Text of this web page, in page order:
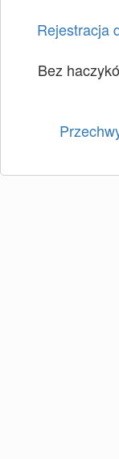
Rejestracja
Bez